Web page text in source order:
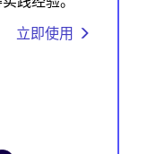
立即使用